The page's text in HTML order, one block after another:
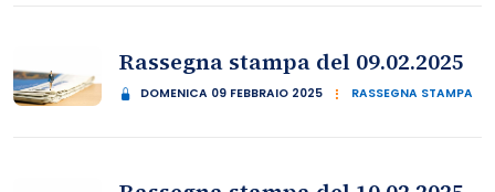
Rassegna stampa del 09.02.2025
DOMENICA 09 FEBBRAIO 2025 RASSEGNA STAMPA